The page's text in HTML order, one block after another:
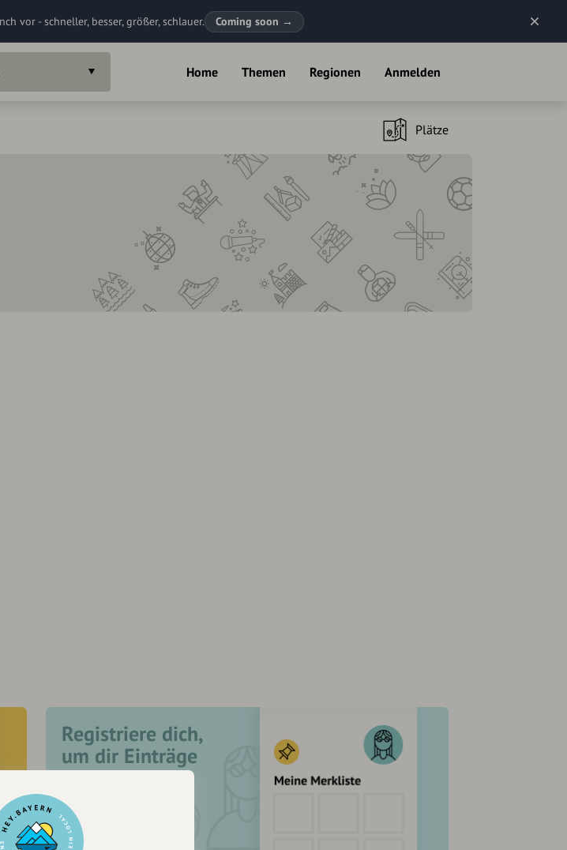
vor - schneller, besser, größer, schlauer. Coming soon →
Home Themen Regionen Anmelden
Plätze
Registriere dich,
um dir Einträge
zu merken